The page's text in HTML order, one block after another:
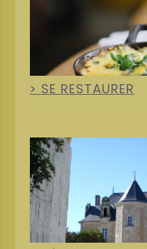
SE RESTAURER